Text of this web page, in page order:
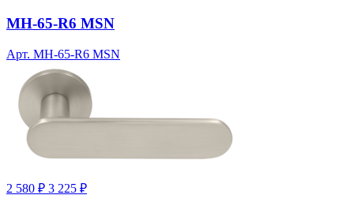
MH-65-R6 MSN
Арт. MH-65-R6 MSN
2 580 ₽ 3 225 ₽